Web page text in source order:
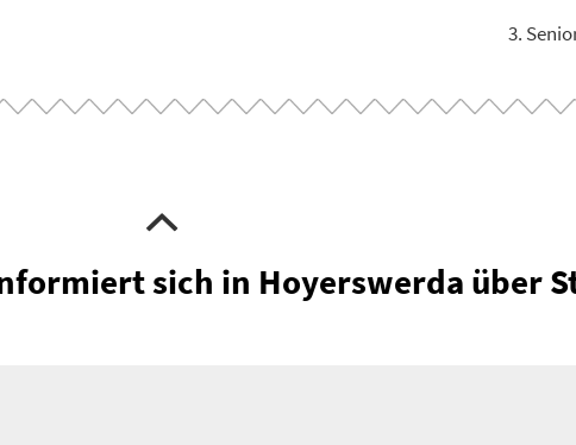
3.
sich in Hoyerswerda über